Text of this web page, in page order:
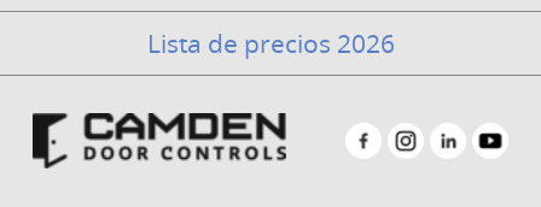
Lista de precios 2026